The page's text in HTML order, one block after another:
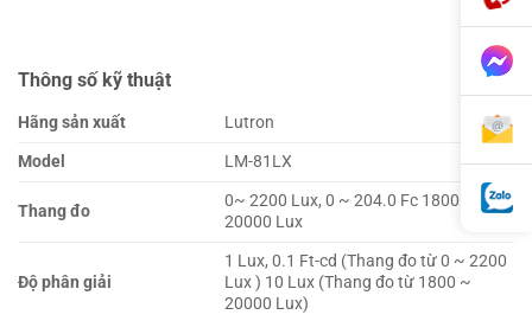
Thông số kỹ thuật
Hãng sản xuất
Lutron
Model
LM-81LX
Thang đo
0~ 2200 Lux, 0 ~ 204.0 Fc 1800 ~
20000 Lux
Độ phân giải
1 Lux, 0.1 Ft-cd (Thang đo từ 0 ~ 2200
Lux ) 10 Lux (Thang đo từ 1800 ~
20000 Lux)